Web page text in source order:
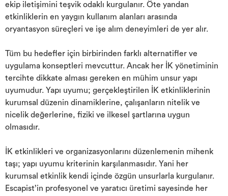
ekip iletişimini teşvik odaklı kurgulanır. Öte yandan
etkinliklerin en yaygın kullanım alanları arasında
oryantasyon süreçleri ve işe alım deneyimleri de yer alır.
Tüm bu hedefler için birbirinden farklı alternatifler ve
uygulama konseptleri mevcuttur. Ancak her İK yönetiminin
tercihte dikkate alması gereken en mühim unsur yapı
uyumudur. Yapı uyumu; gerçekleştirilen İK etkinliklerinin
kurumsal düzenin dinamiklerine, çalışanların nitelik ve
nicelik değerlerine, fiziki ve ilkesel şartlarına uygun
olmasıdır.
İK etkinlikleri ve organizasyonlarını düzenlemenin mihenk
taşı; yapı uyumu kriterinin karşılanmasıdır. Yani her
kurumsal etkinlik kendi içinde özgün unsurlarla kurgulanır.
Escapist’in profesyonel ve yaratıcı üretimi sayesinde her